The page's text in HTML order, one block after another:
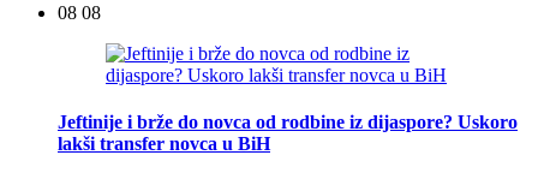
08 08
Jeftinije i brže do novca od rodbine iz dijaspore? Uskoro
lakši transfer novca u BiH